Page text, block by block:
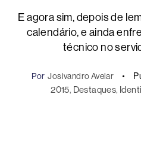
E agora sim, depois de
calendário, e ainda
técnico no
Por Josivandro Avelar
2015, Destaques,